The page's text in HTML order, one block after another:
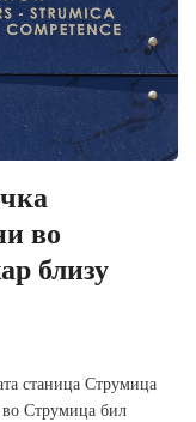
во
близу
станица Струмица
во Струмица бил